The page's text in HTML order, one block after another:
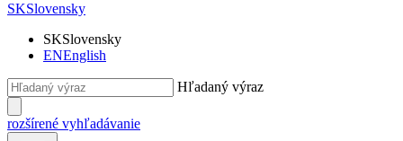
SKSlovensky
SKSlovensky
ENEnglish
Hľadaný výraz
rozšírené vyhľadávanie